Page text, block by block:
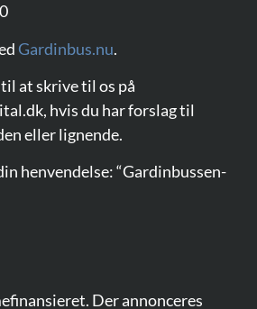
Gardinbus.nu.
at skrive til os på
hvis du har forslag til
eller lignende.
henvendelse: “Gardinbussen-
Der annonceres